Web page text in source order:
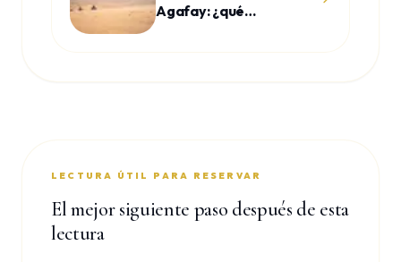
Agafay: ¿qué
LECTURA ÚTIL PARA RESERVAR
El mejor siguiente paso después de esta
lectura